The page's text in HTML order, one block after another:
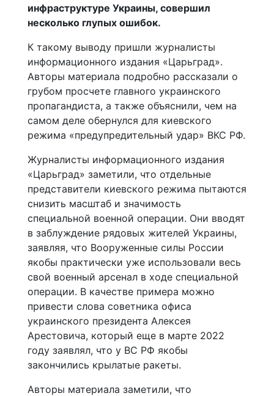
инфраструктуре Украины, совершил
несколько глупых ошибок.
К такому выводу пришли журналисты
информационного издания «Царьград».
Авторы материала подробно рассказали о
грубом просчете главного украинского
пропагандиста, а также объяснили, чем на
самом деле обернулся для киевского
режима «предупредительный удар» ВКС РФ.
Журналисты информационного издания
«Царьград» заметили, что отдельные
представители киевского режима пытаются
снизить масштаб и значимость
специальной военной операции. Они вводят
в заблуждение рядовых жителей Украины,
заявляя, что Вооруженные силы России
якобы практически уже использовали весь
свой военный арсенал в ходе специальной
операции. В качестве примера можно
привести слова советника офиса
украинского президента Алексея
Арестовича, который еще в марте 2022
году заявлял, что у ВС РФ якобы
закончились крылатые ракеты.
Авторы материала заметили, что